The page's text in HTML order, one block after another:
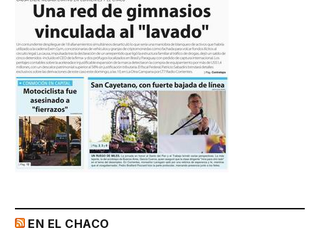
EN EL CHACO